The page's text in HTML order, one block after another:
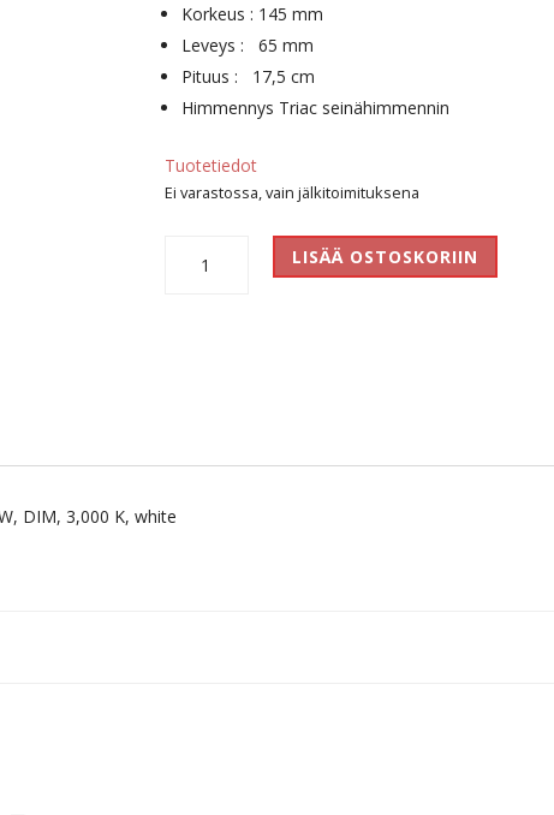
Korkeus : 145 mm
Leveys : 65 mm
Pituus : 17,5 cm
Himmennys Triac seinähimmennin
Tuotetiedot
Ei varastossa, vain jälkitoimituksena
LISÄÄ OSTOSKORIIN
DIM, 3,000 K, white